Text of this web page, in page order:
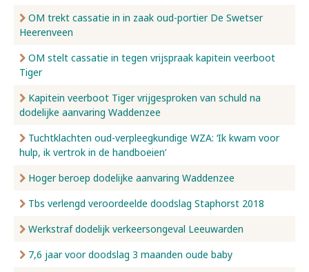
OM trekt cassatie in in zaak oud-portier De Swetser
Heerenveen
OM stelt cassatie in tegen vrijspraak kapitein veerboot
Tiger
Kapitein veerboot Tiger vrijgesproken van schuld na
dodelijke aanvaring Waddenzee
Tuchtklachten oud-verpleegkundige WZA: ‘Ik kwam voor
hulp, ik vertrok in de handboeien’
Hoger beroep dodelijke aanvaring Waddenzee
Tbs verlengd veroordeelde doodslag Staphorst 2018
Werkstraf dodelijk verkeersongeval Leeuwarden
7,6 jaar voor doodslag 3 maanden oude baby